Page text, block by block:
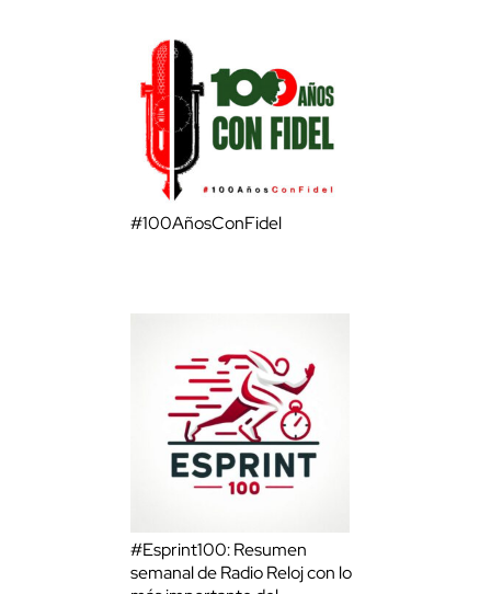
#100AñosConFidel
#Esprint100: Resumen
semanal de Radio Reloj con lo